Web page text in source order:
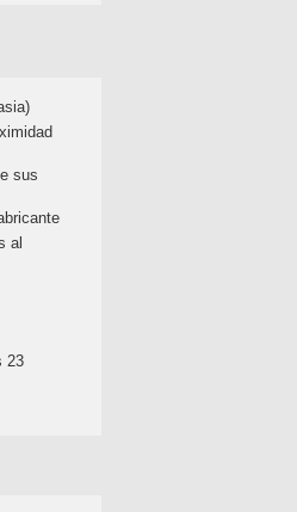
sus
al
23